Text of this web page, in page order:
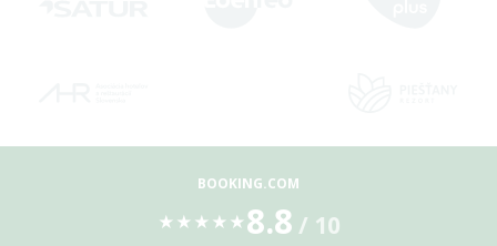
BOOKING.COM
★ ★ ★ ★ ★ 8.8 / 10